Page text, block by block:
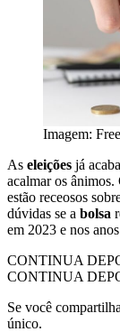
Imagem:
As eleições já
acalmar os ânimos.
estão receosos
dúvidas se a bolsa
em 2023 e nos
CONTINUA
CONTINUA
Se você
único.